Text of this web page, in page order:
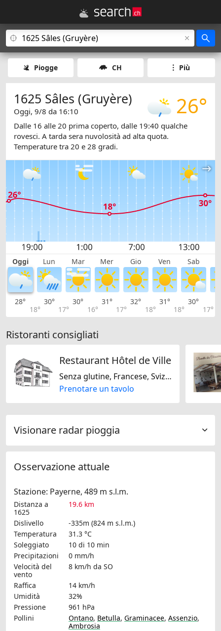
Piogge CH Più
26°
1625 Sâles (Gruyère)
Oggi, 9/8 da 16:10
Dalle 16 alle 20 prima coperto, dalle 19:40 qualche
rovesci. A tarda sera nuvolosità ad alta quota.
Temperature tra 20 e 28 gradi.
Oggi Lun Mar Mer Gio Ven Sab
28°
18°
30°
17°
30°
16°
31°
17°
32°
18°
31°
18°
30°
17°
Ristoranti consigliati
Restaurant Hôtel de Ville
Senza glutine, Francese, Svizzera, Europeo
Prenotare un tavolo
Visionare radar pioggia
Osservazione attuale
Stazione: Payerne, 489 m s.l.m.
Distanza a
1625
19.6 km
Dislivello
-335m (824 m s.l.m.)
Temperatura
31.3 °C
Soleggiato
10 di 10 min
Precipitazioni
0 mm/h
Velocità del
vento
8 km/h da SO
Raffica
14 km/h
Umidità
32%
Pressione
961 hPa
Pollini
Ontano, Betulla, Graminacee, Assenzio,
Ambrosia